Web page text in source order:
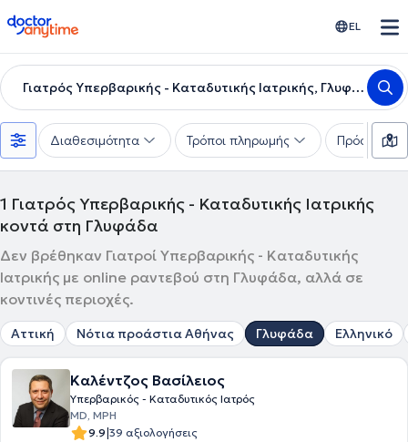
doctoranytime EL
Γιατρός Υπερβαρικής - Καταδυτικής Ιατρικής, Γλυφάδα
Διαθεσιμότητα Τρόποι πληρωμής Πρόσθετα
1 Γιατρός Υπερβαρικής - Καταδυτικής Ιατρικής
κοντά στη Γλυφάδα
Δεν βρέθηκαν Γιατροί Υπερβαρικής - Καταδυτικής
Ιατρικής με online ραντεβού στη Γλυφάδα, αλλά σε
κοντινές περιοχές.
Αττική Νότια προάστια Αθήνας Γλυφάδα Ελληνικό
Καλέντζος Βασίλειος
Υπερβαρικός - Καταδυτικός Ιατρός
MD, MPH
9.9|39 αξιολογήσεις